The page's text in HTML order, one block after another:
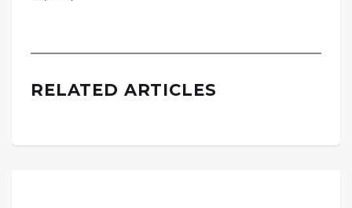
RELATED ARTICLES